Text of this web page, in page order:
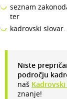
seznam
ter
kadrovski slovar.
Niste
področju
naš
znanje!